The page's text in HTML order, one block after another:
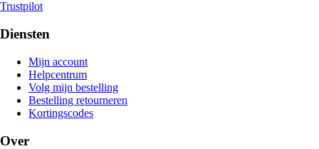
Trustpilot
Diensten
Mijn account
Helpcentrum
Volg mijn bestelling
Bestelling retourneren
Kortingscodes
Over